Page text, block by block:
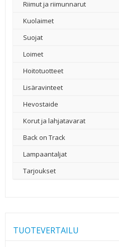
Riimut ja riimunnarut
Kuolaimet
Suojat
Loimet
Hoitotuotteet
Lisäravinteet
Hevostaide
Korut ja lahjatavarat
Back on Track
Lampaantaljat
Tarjoukset
TUOTEVERTAILU